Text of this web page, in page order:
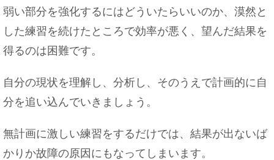
弱い部分を強化するにはどういたらいいのか、漠然と
した練習を続けたところで効率が悪く、望んだ結果を
得るのは困難です。
自分の現状を理解し、分析し、そのうえで計画的に自
分を追い込んでいきましょう。
無計画に激しい練習をするだけでは、結果が出ないば
かりか故障の原因にもなってしまいます。